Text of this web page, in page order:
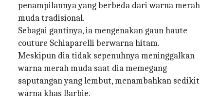
penampilannya yang berbeda dari warna merah
muda tradisional.
Sebagai gantinya, ia mengenakan gaun haute
couture Schiaparelli berwarna hitam.
Meskipun dia tidak sepenuhnya meninggalkan
warna merah muda saat dia memegang
saputangan yang lembut, menambahkan sedikit
warna khas Barbie.